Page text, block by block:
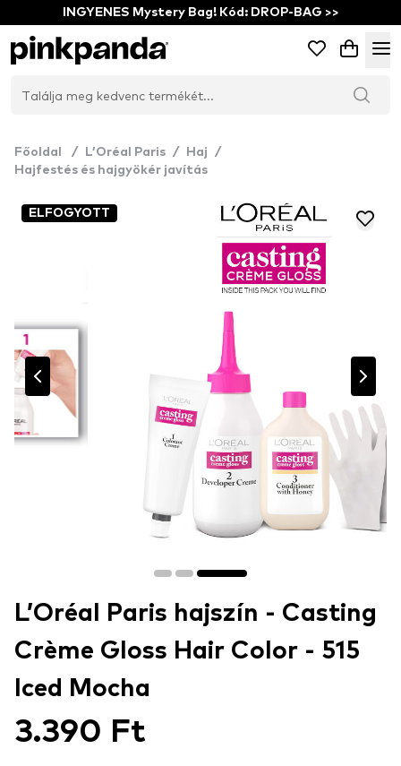
INGYENES Mystery Bag! Kód: DROP-BAG >>
Főoldal / L’Oréal Paris / Haj
/
Hajfestés és hajgyökér javítás
ELFOGYOTT
L’Oréal Paris hajszín - Casting
Crème Gloss Hair Color - 515
Iced Mocha
3.390 Ft